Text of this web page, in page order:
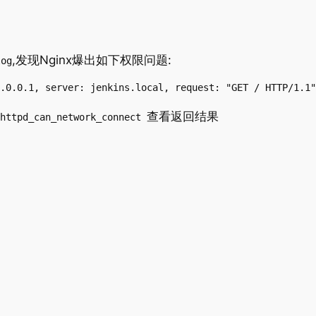
,发现Nginx爆出如下权限问题:
server: jenkins.local, request: "GET /
查看返回结果